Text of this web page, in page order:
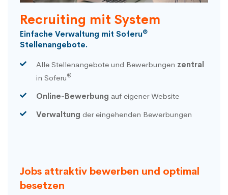
Recruiting mit System
Einfache Verwaltung mit Soferu®
Stellenangebote.
Alle Stellenangebote und Bewerbungen zentral
in Soferu®
Online-Bewerbung auf eigener Website
Verwaltung der eingehenden Bewerbungen
Jobs attraktiv bewerben und optimal
besetzen